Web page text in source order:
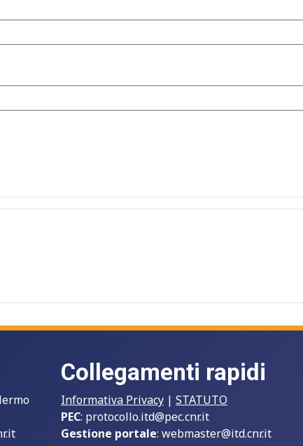
Collegamenti rapidi
Informativa Privacy | STATUTO
PEC: protocollo.itd@pec.cnr.it
Gestione portale: webmaster@itd.cnr.it